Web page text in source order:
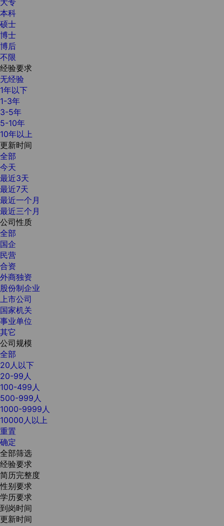
本科
硕士
博士
博后
不限
经验要求
无经验
1年以下
1-3年
3-5年
5-10年
10年以上
更新时间
全部
今天
最近3天
最近7天
最近一个月
最近三个月
公司性质
全部
国企
民营
合资
外商独资
股份制企业
上市公司
国家机关
事业单位
其它
公司规模
全部
20人以下
20-99人
100-499人
500-999人
1000-9999人
10000人以上
重置
确定
全部筛选
经验要求
简历完整度
性别要求
学历要求
到岗时间
更新时间